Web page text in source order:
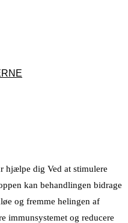
hjælpe dig Ved at stimulere
kan behandlingen bidrage
og fremme helingen af
immunsystemet og reducere